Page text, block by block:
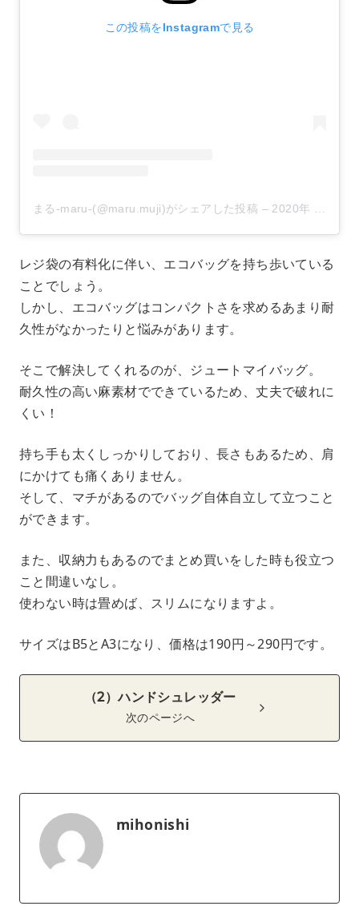
この投稿をInstagramで見る
まる-maru-(@maru.muji)がシェアした投稿 – 2020年 7月月1日午前5時17分PDT
レジ袋の有料化に伴い、エコバッグを持ち歩いている
ことでしょう。
しかし、エコバッグはコンパクトさを求めるあまり耐
久性がなかったりと悩みがあります。
そこで解決してくれるのが、ジュートマイバッグ。
耐久性の高い麻素材でできているため、丈夫で破れに
くい！
持ち手も太くしっかりしており、長さもあるため、肩
にかけても痛くありません。
そして、マチがあるのでバッグ自体自立して立つこと
ができます。
また、収納力もあるのでまとめ買いをした時も役立つ
こと間違いなし。
使わない時は畳めば、スリムになりますよ。
サイズはB5とA3になり、価格は190円～290円です。
（2）ハンドシュレッダー
次のページへ
mihonishi